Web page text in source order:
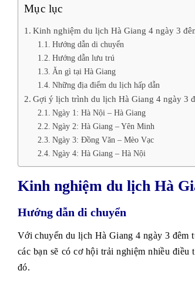
Mục lục
Kinh nghiệm du lịch Hà Giang 4 ngày 3
Hướng dẫn di chuyển
Hướng dẫn lưu trú
Ăn gì tại Hà Giang
Những địa điểm du lịch hấp dẫn
Gợi ý lịch trình du lịch Hà Giang 4 ngày 3
Ngày 1: Hà Nội – Hà Giang
Ngày 2: Hà Giang – Yên Minh
Ngày 3: Đồng Văn – Mèo Vạc
Ngày 4: Hà Giang – Hà Nội
Kinh nghiệm du lịch Hà
Hướng dẫn di chuyển
Với chuyến du lịch Hà Giang 4 ngày 3 đêm
các bạn sẽ có cơ hội trải nghiệm nhiều
đó.